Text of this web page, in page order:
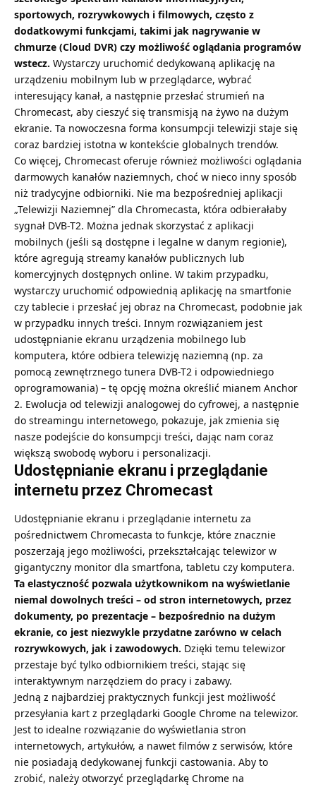
sportowych, rozrywkowych i filmowych, często z
dodatkowymi funkcjami, takimi jak nagrywanie w
chmurze (Cloud DVR) czy możliwość oglądania programów
wstecz. Wystarczy uruchomić dedykowaną aplikację na
urządzeniu mobilnym lub w przeglądarce, wybrać
interesujący kanał, a następnie przesłać strumień na
Chromecast, aby cieszyć się transmisją na żywo na dużym
ekranie. Ta nowoczesna forma konsumpcji telewizji staje się
coraz bardziej istotna w kontekście globalnych trendów.
Co więcej, Chromecast oferuje również możliwości oglądania
darmowych kanałów naziemnych, choć w nieco inny sposób
niż tradycyjne odbiorniki. Nie ma bezpośredniej aplikacji
„Telewizji Naziemnej” dla Chromecasta, która odbierałaby
sygnał DVB-T2. Można jednak skorzystać z aplikacji
mobilnych (jeśli są dostępne i legalne w danym regionie),
które agregują streamy kanałów publicznych lub
komercyjnych dostępnych online. W takim przypadku,
wystarczy uruchomić odpowiednią aplikację na smartfonie
czy tablecie i przesłać jej obraz na Chromecast, podobnie jak
w przypadku innych treści. Innym rozwiązaniem jest
udostępnianie ekranu urządzenia mobilnego lub
komputera, które odbiera telewizję naziemną (np. za
pomocą zewnętrznego tunera DVB-T2 i odpowiedniego
oprogramowania) – tę opcję można określić mianem Anchor
2. Ewolucja od telewizji analogowej do cyfrowej, a następnie
do streamingu internetowego, pokazuje, jak zmienia się
nasze podejście do konsumpcji treści, dając nam coraz
większą swobodę wyboru i personalizacji.
Udostępnianie ekranu i przeglądanie
internetu przez Chromecast
Udostępnianie ekranu i przeglądanie internetu za
pośrednictwem Chromecasta to funkcje, które znacznie
poszerzają jego możliwości, przekształcając telewizor w
gigantyczny monitor dla smartfona, tabletu czy komputera.
Ta elastyczność pozwala użytkownikom na wyświetlanie
niemal dowolnych treści – od stron internetowych, przez
dokumenty, po prezentacje – bezpośrednio na dużym
ekranie, co jest niezwykle przydatne zarówno w celach
rozrywkowych, jak i zawodowych. Dzięki temu telewizor
przestaje być tylko odbiornikiem treści, stając się
interaktywnym narzędziem do pracy i zabawy.
Jedną z najbardziej praktycznych funkcji jest możliwość
przesyłania kart z przeglądarki Google Chrome na telewizor.
Jest to idealne rozwiązanie do wyświetlania stron
internetowych, artykułów, a nawet filmów z serwisów, które
nie posiadają dedykowanej funkcji castowania. Aby to
zrobić, należy otworzyć przeglądarkę Chrome na